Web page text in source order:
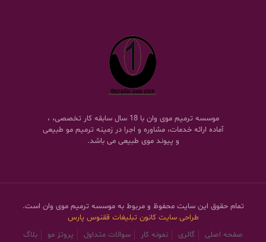
موسسه ترمیم موی وان با 18 سال سابقه کار تخصصی، ،
آماده ارائه خدمات، مشاوره و اجرا در زمینه ترمیم مو طبیعی
و پیوند موی طبیعی می باشد.
تمام حقوق این سایت محفوظ و مربوط به موسسه ترمیم موی وان است.
طراحی سایت کانون تبلیغات ققنوس پارس
صفحه اصلی
گالری نمونه کار سوالات متداول پروتز مو
بلاگ